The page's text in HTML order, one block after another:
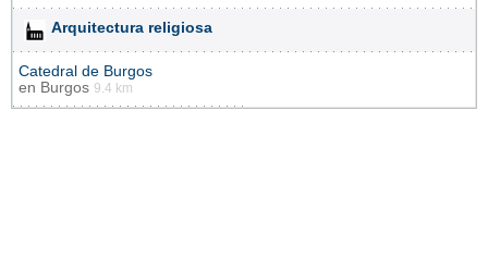
Arquitectura religiosa
Catedral de Burgos
en Burgos 9.4 km